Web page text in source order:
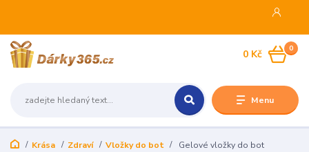
Menu
0
0 Kč
Krása Zdraví Vložky do bot
Gelové vložky do bot